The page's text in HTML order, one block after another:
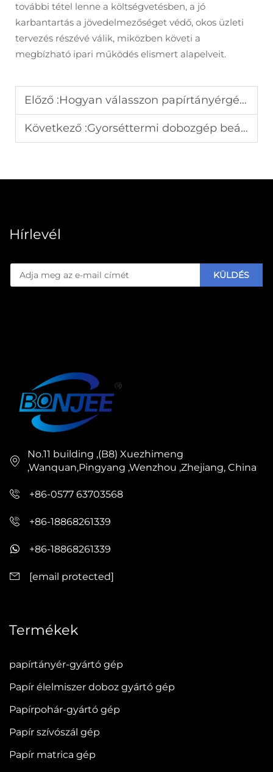
további tétel lenne a költségvetésben, a jó
karbantartás a jövedelmezőséget védő, okos üzleti
tervezés részévé válik, miközben követi a
megbízható ipari működés elismert alapelveit.
Előző :Hogyan válasszon papírtányérgépet a kateringipar számára
Következő :Gyorséttermi dobozgép beállításának lépései termeléshez
Hírlevél
KÜLDÉS
No.11 building ,(B8) Xuezhimeng
,Wanquan,Pingyang ,Wenzhou ,Zhejiang, China
+86-0577 63703568
+86-18868261339
+86-18868261339
[email protected]
Termékek
papírtányér-gyártó gép
Papír élelmiszer doboz gyártó gép
Papírpohár-gyártó gép
Papír szívószál gép
Papír matrica gép